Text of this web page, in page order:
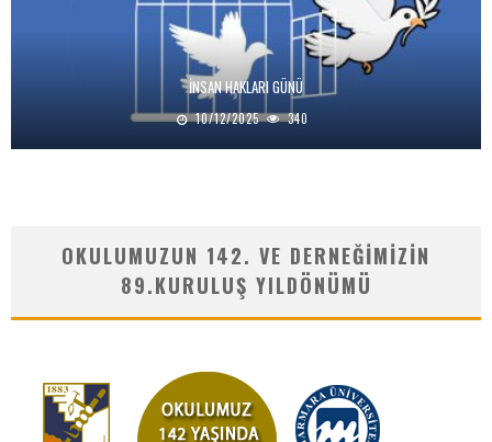
İNSAN HAKLARI GÜNÜ
10/12/2025 340
OKULUMUZUN 142. VE DERNEĞIMIZIN
89.KURULUŞ YILDÖNÜMÜ